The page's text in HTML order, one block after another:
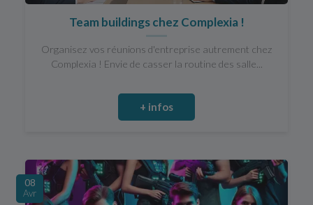
Team buildings chez Complexia !
Organisez vos réunions d'entreprise autrement chez
Complexia ! Envie de casser la routine des salle...
+ infos
08
Avr